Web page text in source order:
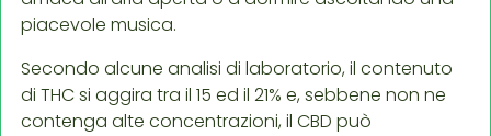
piacevole musica.
Secondo alcune analisi di laboratorio, il contenuto
di THC si aggira tra il 15 ed il 21% e, sebbene non ne
contenga alte concentrazioni, il CBD può